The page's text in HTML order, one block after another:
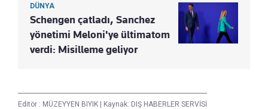
DÜNYA
Schengen çatladı, Sanchez
yönetimi Meloni'ye ültimatom
verdi: Misilleme geliyor
Editör : MÜZEYYEN BIYIK | Kaynak: DIŞ HABERLER SERVİSİ